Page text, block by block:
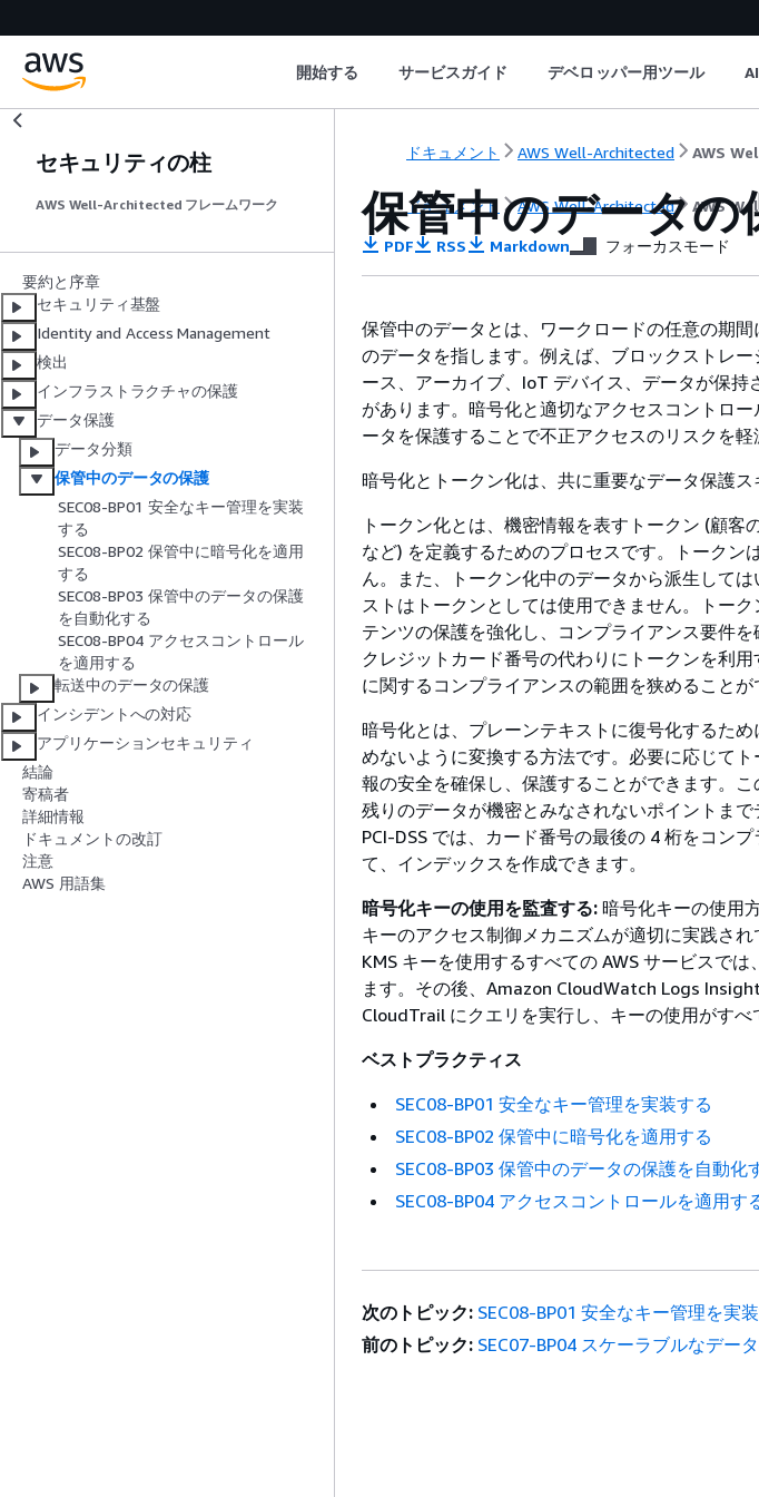
開始する サービスガイド デベロッパー用ツール
セキュリティの柱
AWS Well-Architected フレームワーク
要約と序章
セキュリティ基盤
Identity and Access Management
検出
インフラストラクチャの保護
データ保護
データ分類
保管中のデータの保護
SEC08-BP01 安全なキー管理を実装
する
SEC08-BP02 保管中に暗号化を適用
する
SEC08-BP03 保管中のデータの保護
を自動化する
SEC08-BP04 アクセスコントロール
を適用する
転送中のデータの保護
インシデントへの対応
アプリケーションセキュリティ
結論
寄稿者
詳細情報
ドキュメントの改訂
注意
AWS 用語集
ドキュメント AWS Well-Architected AWS
ドキュメント AWS Well-Architected AWS
保管中のデータの
PDF RSS Markdown フォーカスモード
保管中のデータとは、ワークロードの任意の期
のデータを指します。例えば、ブロックストレ
ース、アーカイブ、IoT デバイス、データが保
があります。暗号化と適切なアクセスコントロ
ータを保護することで不正アクセスのリスクを軽
暗号化とトークン化は、共に重要なデータ保護ス
トークン化とは、機密情報を表すトークン (顧
など) を定義するためのプロセスです。トークン
ん。また、トークン化中のデータから派生して
ストはトークンとしては使用できません。トー
テンツの保護を強化し、コンプライアンス要件
クレジットカード番号の代わりにトークンを利
に関するコンプライアンスの範囲を狭めることが
暗号化とは、プレーンテキストに復号化するた
めないように変換する方法です。必要に応じて
報の安全を確保し、保護することができます。こ
残りのデータが機密とみなされないポイントまで
PCI-DSS では、カード番号の最後の 4 桁をコン
て、インデックスを作成できます。
暗号化キーの使用を監査する: 暗号化キーの使用
キーのアクセス制御メカニズムが適切に実践さ
KMS キーを使用するすべての AWS サービスで
ます。その後、Amazon CloudWatch Logs
CloudTrail にクエリを実行し、キーの使用がすべ
ベストプラクティス
SEC08-BP01 安全なキー管理を実装する
SEC08-BP02 保管中に暗号化を適用する
SEC08-BP03 保管中のデータの保護を自動化
SEC08-BP04 アクセスコントロールを適用す
次のトピック: SEC08-BP01 安全なキー管理を実
前のトピック: SEC07-BP04 スケーラブルなデー